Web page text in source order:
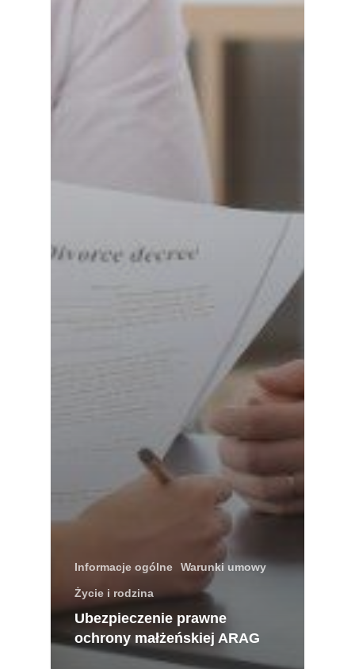
Informacje ogólne Warunki umowy
Życie i rodzina
Ubezpieczenie prawne
ochrony małżeńskiej ARAG